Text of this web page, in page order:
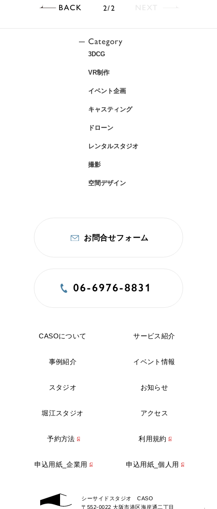
Category
3DCG
VR制作
イベント企画
キャスティング
ドローン
レンタルスタジオ
撮影
空間デザイン
BACK 2 2 NEXT
お問合せフォーム
06-6976-8831
シーサイドスタジオ CASO
〒552-0022 大阪市港区海岸通二丁目
CASOについて サービス紹介
事例紹介 イベント情報
スタジオ お知らせ
堀江スタジオ アクセス
予約方法 利用規約
申込用紙_企業用 申込用紙_個人用